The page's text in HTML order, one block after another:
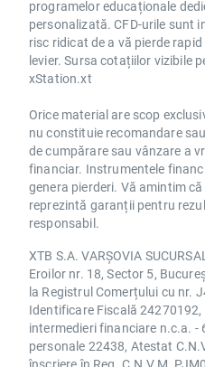
programelor educaționale
personalizată. CFD-urile sunt
risc ridicat de a vă pierde
levier. Sursa cotațiilor vizibile
xStation.xt
Orice material are scop
nu constituie recomandare
de cumpărare sau vânzare a
financiar. Instrumentele
genera pierderi. Vă amintim
reprezintă garanții pentru
responsabil.
XTB S.A. VARȘOVIA
Eroilor nr. 18, Sector 5,
la Registrul Comerțului cu nr.
Identificare Fiscală
intermedieri financiare n.c.a. -
personale 22438, Atestat